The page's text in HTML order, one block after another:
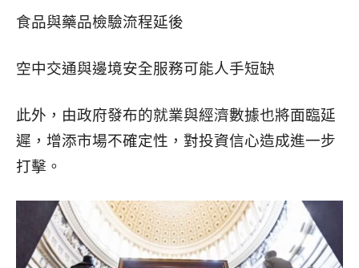
食品與藥品檢驗流程延後
空中交通與邊境安全服務可能人手短缺
此外，由政府發布的就業與經濟數據也將面臨延
遲，增添市場不確定性，對投資信心造成進一步
打擊。